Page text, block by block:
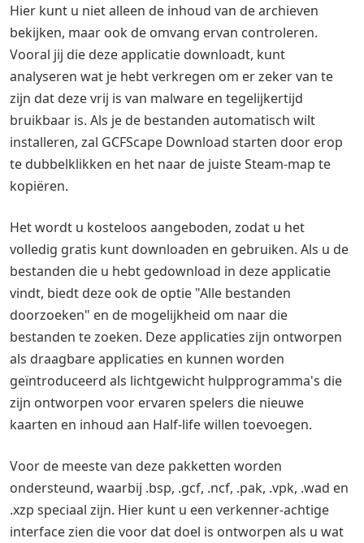
Hier kunt u niet alleen de inhoud van de archieven
bekijken, maar ook de omvang ervan controleren.
Vooral jij die deze applicatie downloadt, kunt
analyseren wat je hebt verkregen om er zeker van te
zijn dat deze vrij is van malware en tegelijkertijd
bruikbaar is. Als je de bestanden automatisch wilt
installeren, zal GCFScape Download starten door erop
te dubbelklikken en het naar de juiste Steam-map te
kopiëren.
Het wordt u kosteloos aangeboden, zodat u het
volledig gratis kunt downloaden en gebruiken. Als u de
bestanden die u hebt gedownload in deze applicatie
vindt, biedt deze ook de optie "Alle bestanden
doorzoeken" en de mogelijkheid om naar die
bestanden te zoeken. Deze applicaties zijn ontworpen
als draagbare applicaties en kunnen worden
geïntroduceerd als lichtgewicht hulpprogramma's die
zijn ontworpen voor ervaren spelers die nieuwe
kaarten en inhoud aan Half-life willen toevoegen.
Voor de meeste van deze pakketten worden
ondersteund, waarbij .bsp, .gcf, .ncf, .pak, .vpk, .wad en
.xzp speciaal zijn. Hier kunt u een verkenner-achtige
interface zien die voor dat doel is ontworpen als u wat